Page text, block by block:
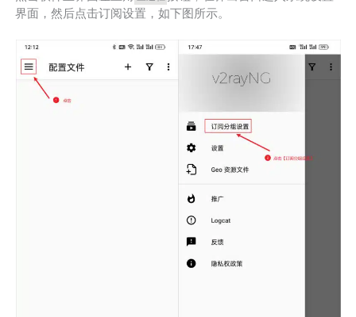
界面，然后点击订阅设置，如下图所示。